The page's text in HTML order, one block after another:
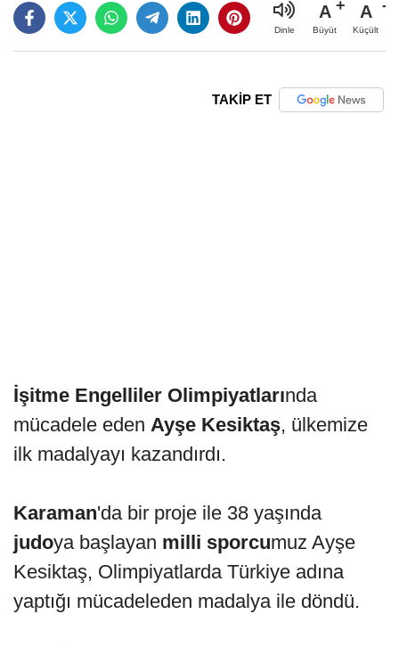
Dinle
A
Büyüt
A
Küçült
TAKİP ET
İşitme Engelliler Olimpiyatlarında
mücadele eden Ayşe Kesiktaş, ülkemize
ilk madalyayı kazandırdı.
Karaman'da bir proje ile 38 yaşında
judoya başlayan milli sporcumuz Ayşe
Kesiktaş, Olimpiyatlarda Türkiye adına
yaptığı mücadeleden madalya ile döndü.